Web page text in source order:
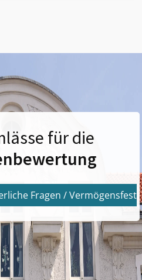
für die
Fragen /